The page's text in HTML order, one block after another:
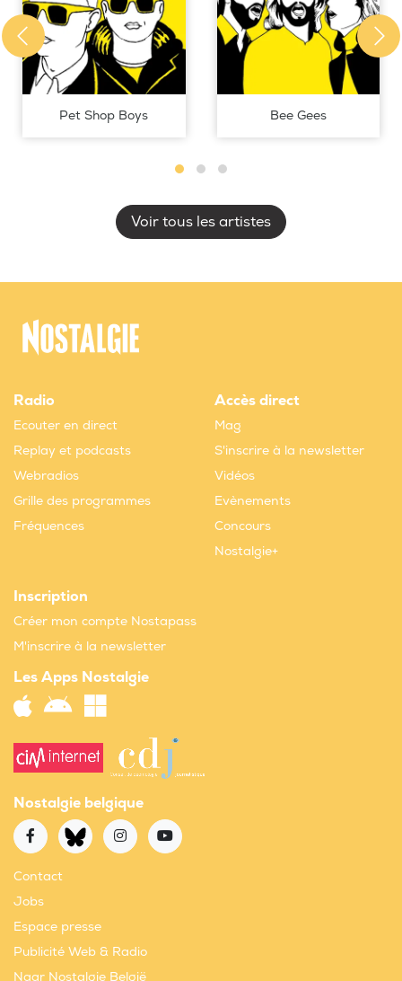
Pet Shop Boys Bee Gees
Voir tous les artistes
Radio
Ecouter en direct
Replay et podcasts
Webradios
Grille des programmes
Fréquences
Accès direct
Mag
S'inscrire à la newsletter
Vidéos
Evènements
Concours
Nostalgie+
Inscription
Créer mon compte Nostapass
M'inscrire à la newsletter
Les Apps Nostalgie
Nostalgie belgique
Contact
Jobs
Espace presse
Publicité Web & Radio
Naar Nostalgie België